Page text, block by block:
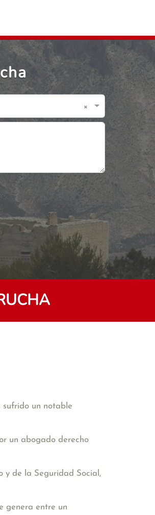
×
sufrido un notable
un abogado derecho
y de la Seguridad Social,
genera entre un